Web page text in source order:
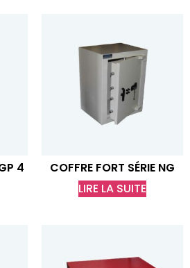
4
COFFRE FORT SÉRIE NG
LIRE LA SUITE